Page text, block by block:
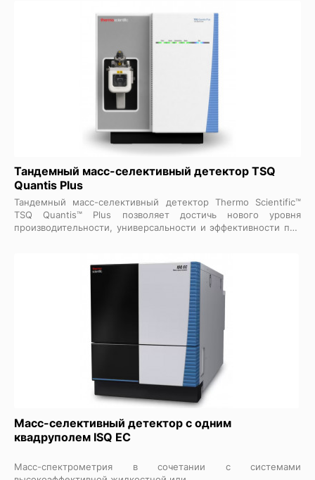
селективностью и исключительной надежностью,
обеспечивает беспрецедентную точность идентификации и
количественного определения соединений в следовых
концентрациях в сложных матрицах, что по-новому
позволяет переопределить предельную производительность
Тандемный масс-селективный детектор TSQ
Quantis Plus
Тандемный масс-селективный детектор Thermo Scientific™
TSQ Quantis™ Plus позволяет достичь нового уровня
производительности, универсальности и эффективности при
скорость сбора данных и чувствительность с проверенной
надежностью и безотказностью, обеспечивая уверенный
целевой скрининг и точное количественное определение
для приложений с интенсивной нагрузкой. Улучшенное
программное обеспечение для управления устройством,
интеграция базы данных соединений и предустановленные
шаблоны методов упрощают работу, позволяя пользователям
жидкостной хромато-масс-спектрометрической системы
любого уровня квалификации получать результаты с высокой
степенью достоверности.
Масс-селективный детектор с одним
квадруполем ISQ EС
Масс-спектрометрия в сочетании с системами